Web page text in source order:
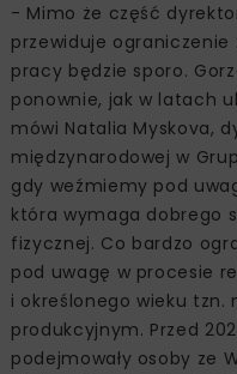
- Mimo że część
przewiduje
pracy będzie sporo.
ponownie, jak w latach
mówi Natalia Myskova,
międzynarodowej w
gdy weźmiemy pod
która wymaga dobrego
fizycznej. Co bardzo
pod uwagę w procesie
i określonego wieku tzn.
produkcyjnym. Przed
podejmowały osoby ze